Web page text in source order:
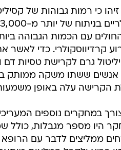
כי רמות גבוהות של
עם הכמות הגבוהה
קרדיווסקולרי. כדי
גרם לקרישת טסיות
אנשים ששתו משקה ממותק
הקרישה עלה באופן
במחקרים נוספים
היו מספר מגבלות, כולל
ממליצים לדבר עם